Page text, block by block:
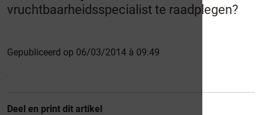
vruchtbaarheidsspecialist te raadplegen?
Gepubliceerd op 06/03/2014 à 09:49
Deel en print dit artikel